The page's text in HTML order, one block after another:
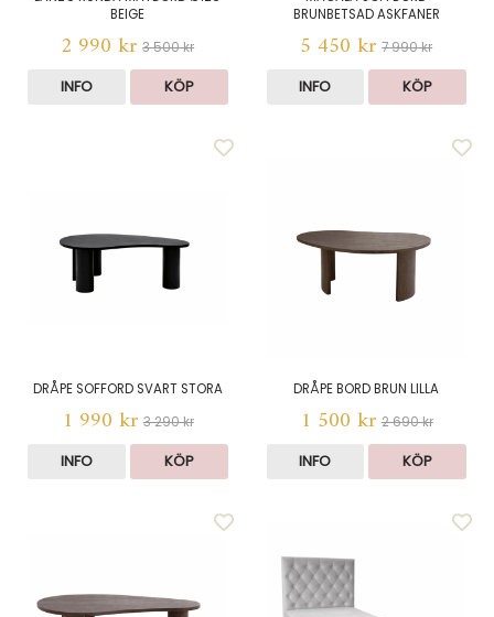
BEIGE
2 990 kr 3 500 kr
INFO KÖP
BRUNBETSAD ASKFANER
5 450 kr 7 990 kr
INFO KÖP
DRÅPE SOFFORD SVART STORA
1 990 kr 3 290 kr
INFO KÖP
DRÅPE BORD BRUN LILLA
1 500 kr 2 690 kr
INFO KÖP